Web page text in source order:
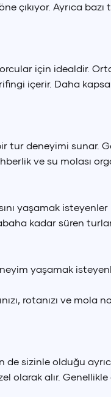
çıkıyor. Ayrıca bazı
için idealdir.
içerir. Daha
tur deneyimi sunar.
ve su molası
yaşamak
kadar süren
yaşamak
rotanızı ve mola
sizinle olduğu
olarak alır.